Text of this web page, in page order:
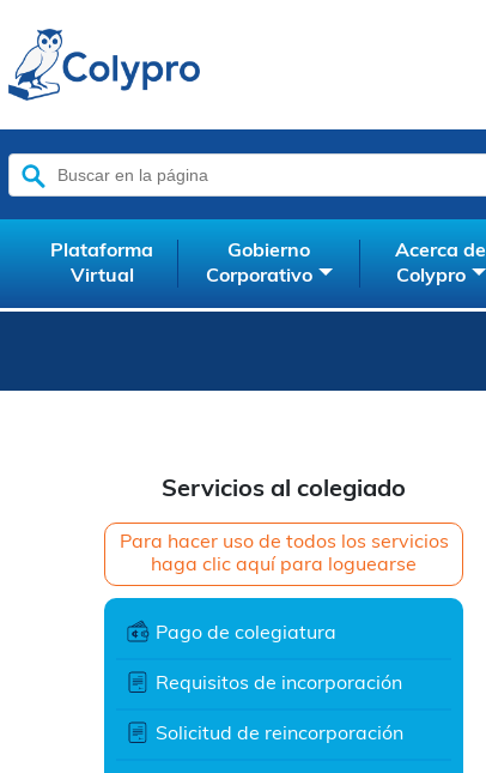
Buscar:
Plataforma
Virtual
Gobierno
Corporativo
Acerca de
Colypro
Servicios al colegiado
Para hacer uso de todos los servicios
haga clic aquí para loguearse
Pago de colegiatura
Requisitos de incorporación
Solicitud de reincorporación